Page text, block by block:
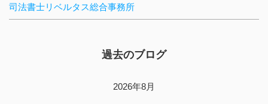
司法書士リベルタス総合事務所
過去のブログ
2026年8月